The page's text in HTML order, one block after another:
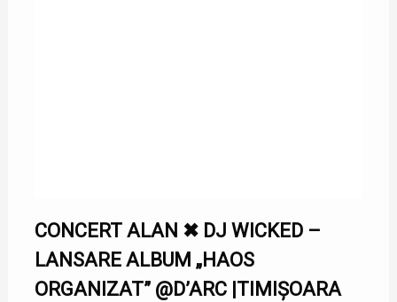
CONCERT ALAN ✖ DJ WICKED –
LANSARE ALBUM „HAOS
ORGANIZAT” @D’ARC |TIMIȘOARA